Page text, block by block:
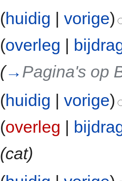
(huidig |vorige)
(overleg
(→ Pagina's op
(huidig |vorige)
(overleg |
(cat)